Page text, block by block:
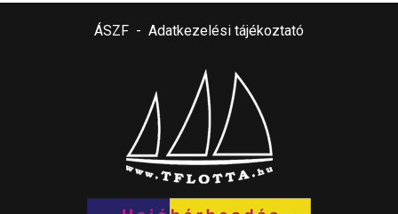
ÁSZF - Adatkezelési tájékoztató